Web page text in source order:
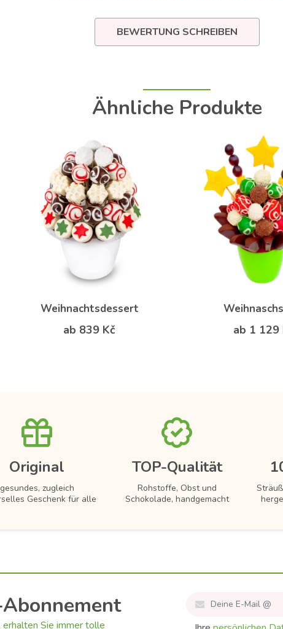
BEWERTUNG SCHREIBEN
Ähnliche Produkte
Weihnachtsdessert
ab 839 Kč ab 1 129
Original
gesundes, zugleich
Geschenk für alle
TOP-Qualität
Rohstoffe, Obst und
Schokolade, handgemacht
erhalten Sie immer tolle